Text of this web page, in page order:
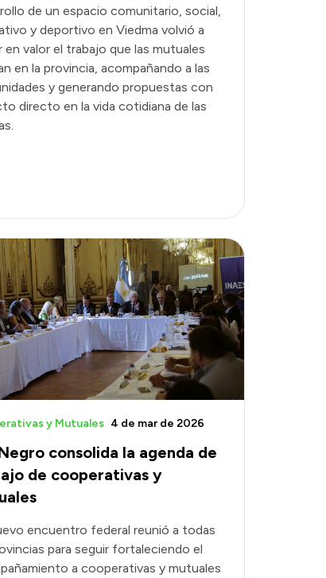
de un espacio comunitario, social,
y deportivo en Viedma volvió a
en valor el trabajo que las mutuales
en la provincia, acompañando a las
y generando propuestas con
directo en la vida cotidiana de las
consolida la agenda de
de cooperativas y
y Mutuales 4 de mar de 2026
encuentro federal reunió a todas
para seguir fortaleciendo el
a cooperativas y mutuales